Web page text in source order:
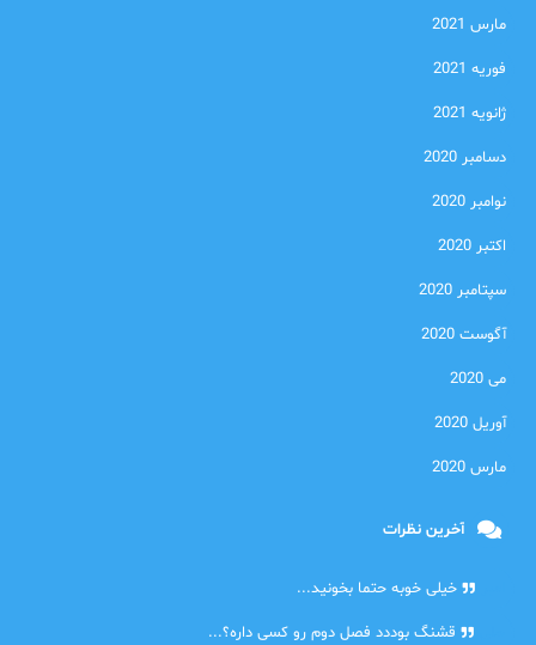
مارس 2021
فوریه 2021
ژانویه 2021
دسامبر 2020
نوامبر 2020
اکتبر 2020
سپتامبر 2020
آگوست 2020
می 2020
آوریل 2020
مارس 2020
آخرین نظرات
خیلی خوبه حتما بخونید...
قشنگ بوددد فصل دوم رو کسی داره؟...